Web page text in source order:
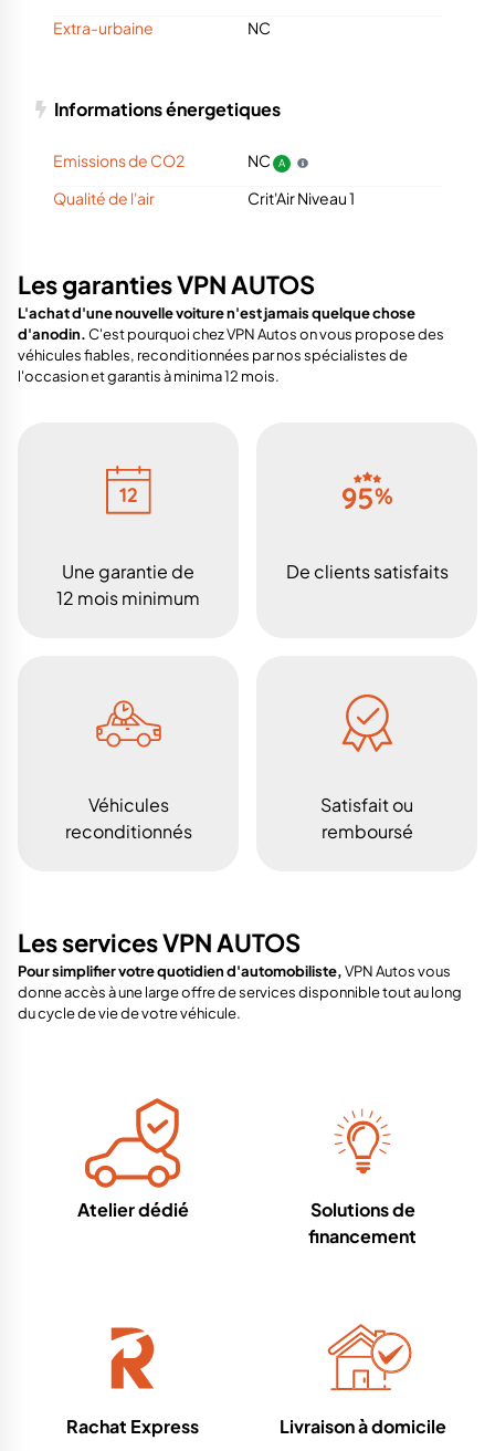
Extra-urbaine
NC
Informations énergetiques
Emissions de CO2 NC A
Qualité de l'air Crit'Air Niveau 1
Les garanties VPN AUTOS
L'achat d'une nouvelle voiture n'est jamais quelque chose
d'anodin.C'est pourquoi chez VPN Autos on vous propose des
véhicules fiables, reconditionnées par nos spécialistes de
l'occasion et garantis à minima 12 mois.
Une garantie de
12 mois minimum
De clients satisfaits
Véhicules
reconditionnés
Satisfait ou
remboursé
Les services VPN AUTOS
Pour simplifier votre quotidien d'automobiliste,VPN Autos vous
donne accès à une large offre de services disponnible tout au long
du cycle de vie de votre véhicule.
Atelier dédié
Solutions de
financement
Rachat Express Livraison à domicile